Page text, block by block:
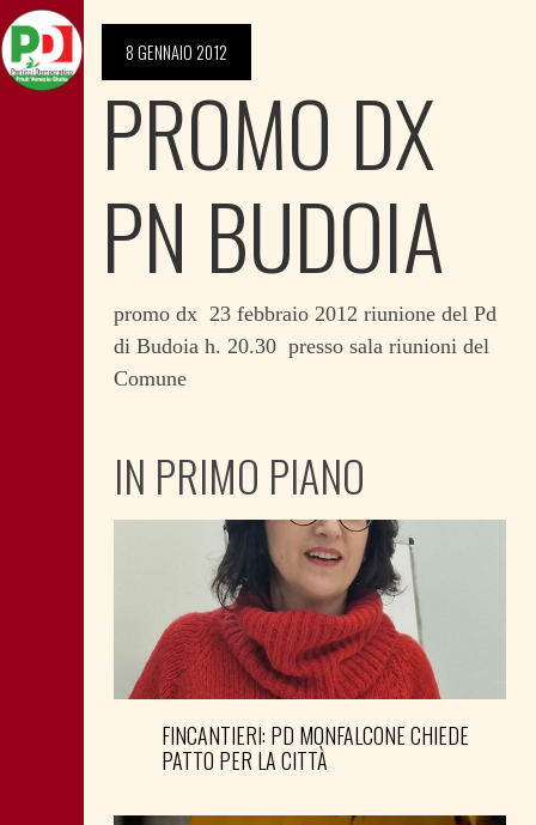
8 GENNAIO 2012
PROMO DX
PN BUDOIA
promo dx 23 febbraio 2012 riunione del Pd
di Budoia h. 20.30 presso sala riunioni del
Comune
IN PRIMO PIANO
FINCANTIERI: PD MONFALCONE CHIEDE
PATTO PER LA CITTÀ